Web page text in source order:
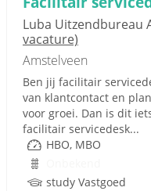
Luba Uitzendbureau
vacature)
Amstelveen
Ben jij facilitair
van klantcontact en
voor groei. Dan is dit
facilitair servicedesk...
HBO, MBO
study Vastgoed